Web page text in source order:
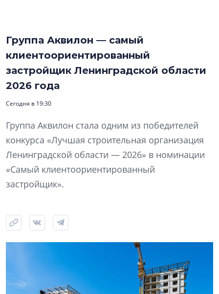
Группа Аквилон — самый
клиентоориентированный
застройщик Ленинградской области
2026 года
Сегодня в 19:30
Группа Аквилон стала одним из победителей
конкурса «Лучшая строительная организация
Ленинградской области — 2026» в номинации
«Самый клиентоориентированный
застройщик».